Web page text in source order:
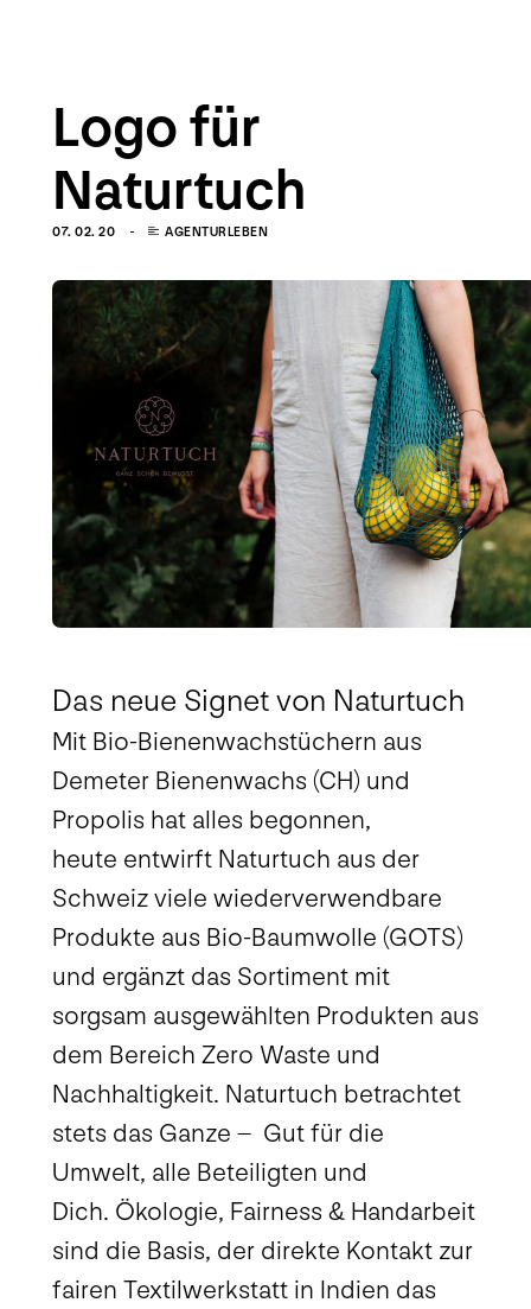
Logo für
Naturtuch
07. 02. 20 AGENTURLEBEN
Das neue Signet von Naturtuch
Mit Bio-Bienenwachstüchern aus
Demeter Bienenwachs (CH) und
Propolis hat alles begonnen,
heute entwirft Naturtuch aus der
Schweiz viele wiederverwendbare
Produkte aus Bio-Baumwolle (GOTS)
und ergänzt das Sortiment mit
sorgsam ausgewählten Produkten aus
dem Bereich Zero Waste und
Nachhaltigkeit. Naturtuch betrachtet
stets das Ganze – Gut für die
Umwelt, alle Beteiligten und
Dich. Ökologie, Fairness & Handarbeit
sind die Basis, der direkte Kontakt zur
fairen Textilwerkstatt in Indien das